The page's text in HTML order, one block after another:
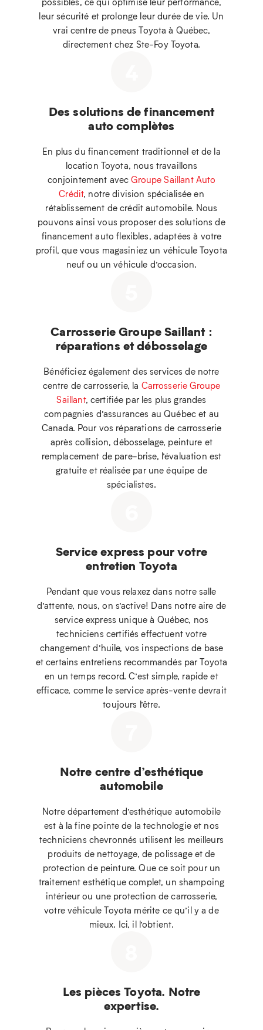
leur sécurité et prolonge leur durée de vie. Un
vrai centre de pneus Toyota à Québec,
directement chez Ste-Foy Toyota.
Des solutions de financement
auto complètes
En plus du financement traditionnel et de la
location Toyota, nous travaillons
conjointement avecGroupe Saillant Auto
Crédit, notre division spécialisée en
rétablissement de crédit automobile. Nous
pouvons ainsi vous proposer des solutions de
financement auto flexibles, adaptées à votre
profil, que vous magasiniez un véhicule Toyota
neuf ou un véhicule d’occasion.
Carrosserie Groupe Saillant :
réparations et débosselage
Bénéficiez également des services de notre
centre de carrosserie, la Carrosserie Groupe
Saillant, certifiée par les plus grandes
compagnies d’assurances au Québec et au
Canada. Pour vos réparations de carrosserie
après collision, débosselage, peinture et
remplacement de pare-brise, l’évaluation est
gratuite et réalisée par une équipe de
spécialistes.
Service express pour votre
entretien Toyota
Pendant que vous relaxez dans notre salle
d’attente, nous, on s’active! Dans notre aire de
service express unique à Québec, nos
techniciens certifiés effectuent votre
changement d’huile, vos inspections de base
et certains entretiens recommandés par Toyota
en un temps record. C’est simple, rapide et
efficace, comme le service après-vente devrait
toujours l’être.
Notre centre d’esthétique
automobile
Notre département d’esthétique automobile
est à la fine pointe de la technologie et nos
techniciens chevronnés utilisent les meilleurs
produits de nettoyage, de polissage et de
protection de peinture. Que ce soit pour un
traitement esthétique complet, un shampoing
intérieur ou une protection de carrosserie,
votre véhicule Toyota mérite ce qu’il y a de
mieux. Ici, il l’obtient.
Les pièces Toyota. Notre
expertise.